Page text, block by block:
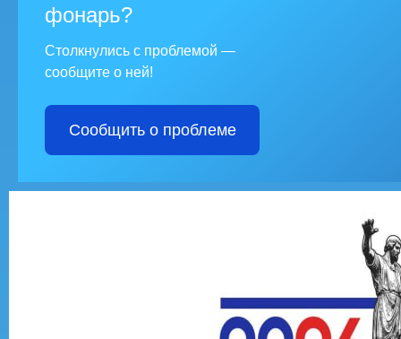
фонарь?
Столкнулись с проблемой —
сообщите о ней!
Сообщить о проблеме